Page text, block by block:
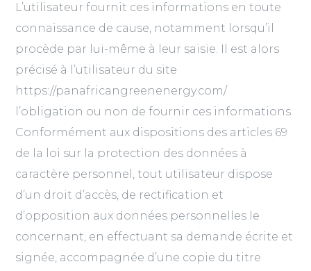
L’utilisateur fournit ces informations en toute
connaissance de cause, notamment lorsqu’il
procède par lui-même à leur saisie. Il est alors
précisé à l’utilisateur du site
https://panafricangreenenergy.com/
l’obligation ou non de fournir ces informations.
Conformément aux dispositions des articles 69
de la loi sur la protection des données à
caractère personnel, tout utilisateur dispose
d’un droit d’accès, de rectification et
d’opposition aux données personnelles le
concernant, en effectuant sa demande écrite et
signée, accompagnée d’une copie du titre